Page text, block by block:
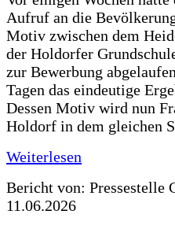
Aufruf an die
Motiv zwischen dem
der Holdorfer
zur Bewerbung
Tagen das eindeutige
Dessen Motiv wird nun
Holdorf in dem gleichen
Weiterlesen
Bericht von: Pressestelle
11.06.2026